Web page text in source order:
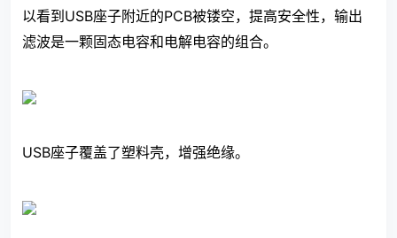
以看到USB座子附近的PCB被镂空，提高安全性，输出
滤波是一颗固态电容和电解电容的组合。
USB座子覆盖了塑料壳，增强绝缘。